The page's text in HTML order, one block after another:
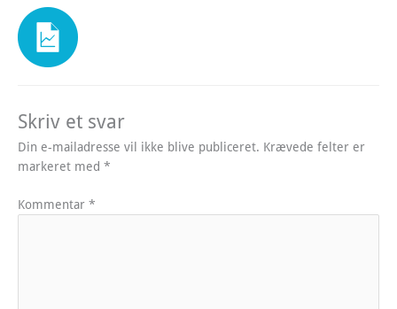
Skriv et svar
Din e-mailadresse vil ikke blive publiceret. Krævede felter er
markeret med *
Kommentar *